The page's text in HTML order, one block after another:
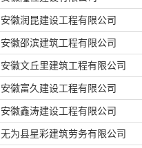
安徽润昆建设工程有限公司
安徽邵滨建筑工程有限公司
安徽文丘里建筑工程有限公司
安徽富久建设工程有限公司
安徽鑫涛建设工程有限公司
无为县星彩建筑劳务有限公司